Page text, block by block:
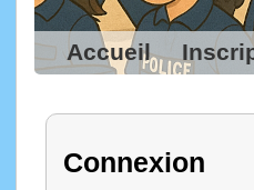
Accueil
Connexion